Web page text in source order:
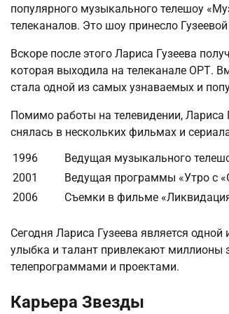
популярного музыкального телешоу
телеканалов. Это шоу принесло
Вскоре после этого Лариса Гузеева
которая выходила на телеканале ОРТ.
стала одной из самых узнаваемых и
Помимо работы на телевидении, Лариса
снялась в нескольких фильмах и
1996
Ведущая музыкального
2001
Ведущая программы «Утро с
2006
Съемки в фильме
Сегодня Лариса Гузеева является
улыбка и талант привлекают миллионы
телепрограммами и проектами.
Карьера Звезды